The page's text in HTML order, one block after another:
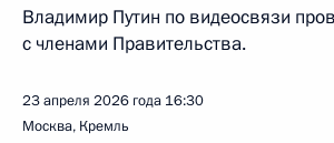
Владимир Путин по видеосвязи
с членами Правительства.
23 апреля 2026 года 16:30
Москва, Кремль